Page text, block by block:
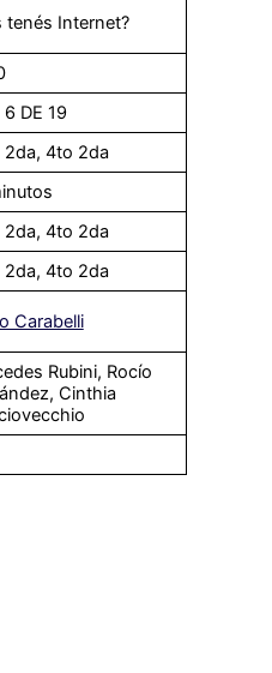
tenés Internet?
6 DE 19
2da, 4to 2da
2da, 4to 2da
2da, 4to 2da
Carabelli
Rubini, Rocío
Cinthia